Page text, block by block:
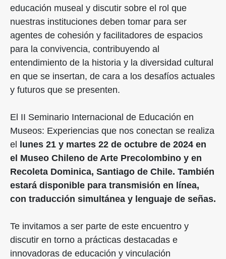
educación museal y discutir sobre el rol que
nuestras instituciones deben tomar para ser
agentes de cohesión y facilitadores de espacios
para la convivencia, contribuyendo al
entendimiento de la historia y la diversidad cultural
en que se insertan, de cara a los desafíos actuales
y futuros que se presenten.
El II Seminario Internacional de Educación en
Museos: Experiencias que nos conectan se realiza
el lunes 21 y martes 22 de octubre de 2024 en
el Museo Chileno de Arte Precolombino y en
Recoleta Dominica, Santiago de Chile. También
estará disponible para transmisión en línea,
con traducción simultánea y lenguaje de señas.
Te invitamos a ser parte de este encuentro y
discutir en torno a prácticas destacadas e
innovadoras de educación y vinculación